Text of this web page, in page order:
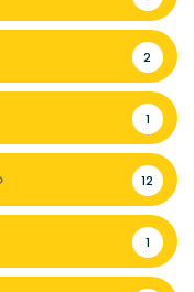
2
1
12
1